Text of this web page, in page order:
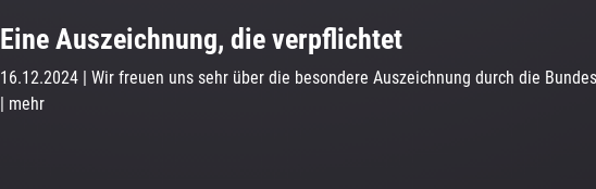
Eine Auszeichnung, die verpflichtet
16.12.2024 | Wir freuen uns sehr über die besondere Auszeichnung durch die
| mehr